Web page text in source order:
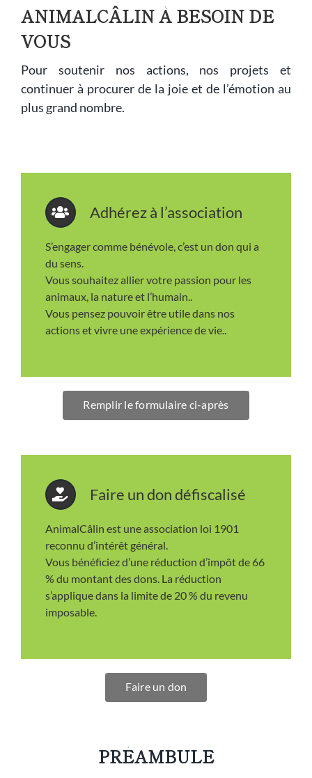
ANIMALCÂLIN À BESOIN DE
VOUS
Pour soutenir nos actions, nos projets et
continuer à procurer de la joie et de l’émotion au
plus grand nombre.
Adhérez à l’association
S’engager comme bénévole, c’est un don qui a
du sens.
Vous souhaitez allier votre passion pour les
animaux, la nature et l’humain..
Vous pensez pouvoir être utile dans nos
actions et vivre une expérience de vie..
Remplir le formulaire ci-après
Faire un don défiscalisé
AnimalCâlin est une association loi 1901
reconnu d’intérêt général.
Vous bénéficiez d’une réduction d’impôt de 66
% du montant des dons. La réduction
s’applique dans la limite de 20 % du revenu
imposable.
Faire un don
PRÉAMBULE